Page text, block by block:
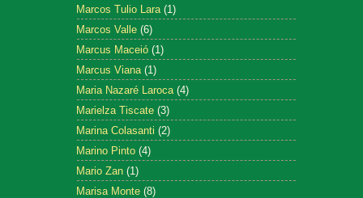
Marcos Tulio Lara (1)
Marcos Valle (6)
Marcus Maceió (1)
Marcus Viana (1)
Maria Nazaré Laroca (4)
Marielza Tiscate (3)
Marina Colasanti (2)
Marino Pinto (4)
Mario Zan (1)
Marisa Monte (8)